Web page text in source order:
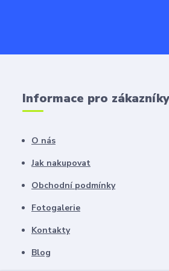
Informace pro zákazníky
O nás
Jak nakupovat
Obchodní podmínky
Fotogalerie
Kontakty
Blog